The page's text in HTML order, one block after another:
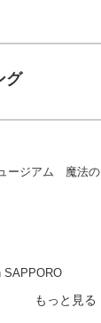
グ
ージアム 魔法の
SAPPORO
もっと見る